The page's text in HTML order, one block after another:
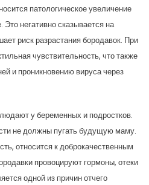
патологическое увеличение
негативно сказывается на
риск разрастания бородавок. При
чувствительность, что также
и проникновению вируса через
у беременных и подростков.
не должны пугать будущую маму.
относится к доброкачественным
провоцируют гормоны, отеки
одной из причин отчего